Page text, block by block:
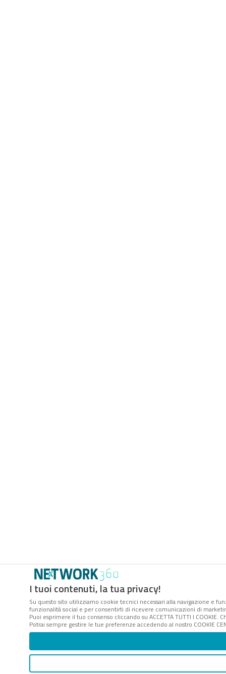
I tuoi contenuti, la tua privacy!
Su questo sito utilizziamo cookie tecnici necessari alla navigazione e
funzionalità social e per consentirti di ricevere comunicazioni di
Puoi esprimere il tuo consenso cliccando su ACCETTA TUTTI I
Potrai sempre gestire le tue preferenze accedendo al nostro COOKIE